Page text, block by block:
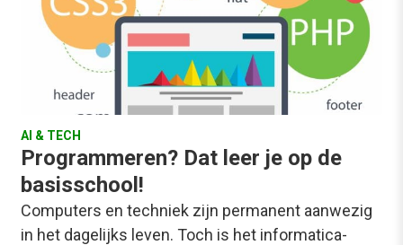
AI & TECH
Programmeren? Dat leer je op de
basisschool!
Computers en techniek zijn permanent aanwezig
in het dagelijks leven. Toch is het informatica-